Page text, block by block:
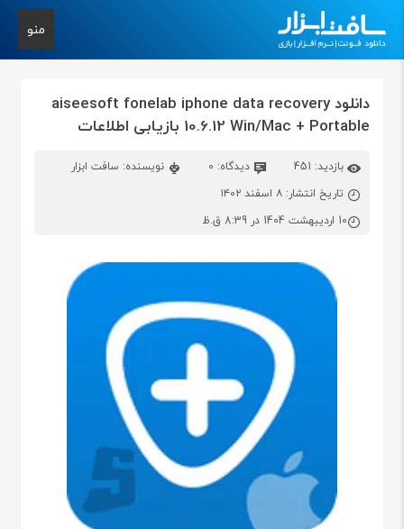
منو
دانلود aiseesoft fonelab iphone data recovery
10.6.12 Win/Mac + Portable بازیابی اطلاعات
بازدید: 451 دیدگاه: 0
نویسنده: سافت ابزار
تاریخ انتشار: ۸ اسفند ۱۴۰۲
10 اردیبهشت 1404 در 8:39 ق.ظ